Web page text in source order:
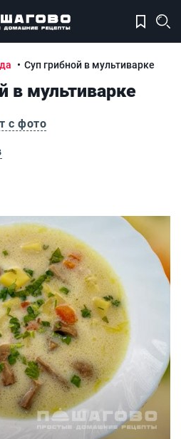
Суп грибной в мультиварке
в мультиварке
с фото